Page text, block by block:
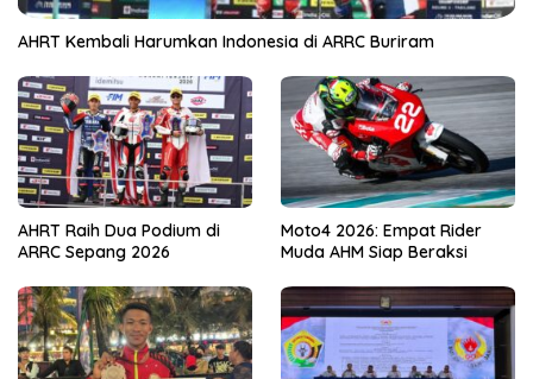
AHRT Kembali Harumkan Indonesia di ARRC Buriram
AHRT Raih Dua Podium di
ARRC Sepang 2026
Moto4 2026: Empat Rider
Muda AHM Siap Beraksi